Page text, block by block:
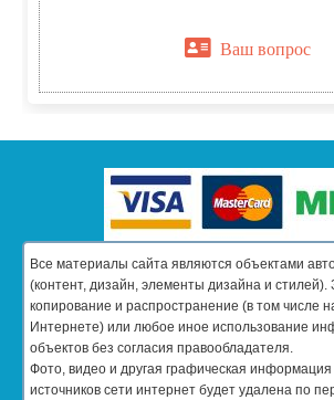
Ваш вопрос
Все материалы сайта являются объектами
(контент, дизайн, элементы дизайна и
копирование и распространение (в том числе
Интернете) или любое иное использование
объектов без согласия правообладателя.
Фото, видео и другая графическая
источников сети интернет будет удалена по